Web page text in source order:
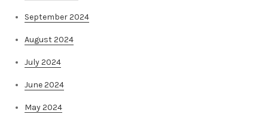
September 2024
August 2024
July 2024
June 2024
May 2024